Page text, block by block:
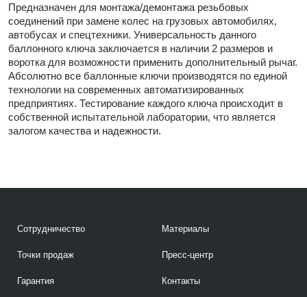
Предназначен для монтажа/демонтажа резьбовых
соединений при замене колес на грузовых автомобилях,
автобусах и спецтехники. Универсальность данного
баллонного ключа заключается в наличии 2 размеров и
воротка для возможности применить дополнительный рычаг.
Абсолютно все баллонные ключи производятся по единой
технологии на современных автоматизированных
предприятиях. Тестирование каждого ключа происходит в
собственной испытательной лаборатории, что является
залогом качества и надежности.
Сотрудничество
Точки продаж
Гарантия
Материалы
Пресс-центр
Контакты